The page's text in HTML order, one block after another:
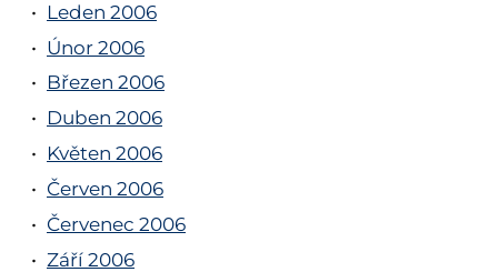
Leden 2006
Únor 2006
Březen 2006
Duben 2006
Květen 2006
Červen 2006
Červenec 2006
Září 2006